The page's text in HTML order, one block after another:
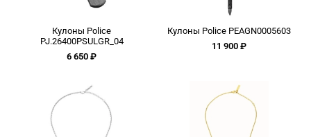
Кулоны Police
PJ.26400PSULGR_04
6 650 ₽
Кулоны Police PEAGN0005603
11 900 ₽